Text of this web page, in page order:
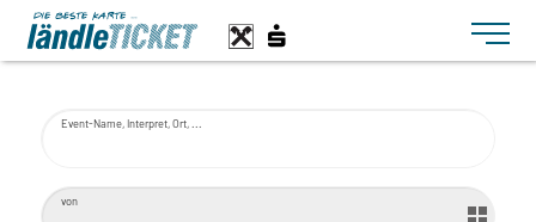
Toggle
Event-Name, Interpret, Ort, ...
von